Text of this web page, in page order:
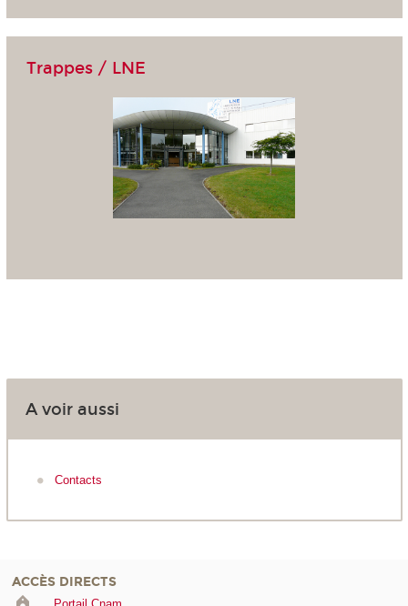
Trappes / LNE
A voir aussi
Contacts
ACCÈS DIRECTS